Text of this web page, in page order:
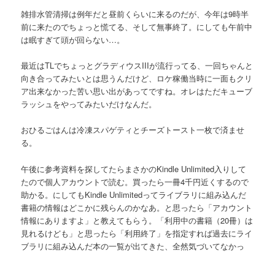
雑排水管清掃は例年だと昼前くらいに来るのだが、今年は9時半
前に来たのでちょっと慌てる、そして無事終了。にしても午前中
は眠すぎて頭が回らない…。
最近はTLでちょっとグラディウスIIIが流行ってる、一回ちゃんと
向き合ってみたいとは思うんだけど、ロケ稼働当時に一面もクリ
ア出来なかった苦い思い出があってですね。オレはただキューブ
ラッシュをやってみたいだけなんだ。
おひるごはんは冷凍スパゲティとチーズトースト一枚で済ませ
る。
午後に参考資料を探してたらまさかのKindle Unlimited入りして
たので個人アカウントで読む。買ったら一冊4千円近くするので
助かる。にしてもKindle Unlimitedってライブラリに組み込んだ
書籍の情報はどこかに残らんのかなあ。と思ったら「アカウント
情報にありますよ」と教えてもらう。「利用中の書籍（20冊）は
見れるけども」と思ったら「利用終了」を指定すれば過去にライ
ブラリに組み込んだ本の一覧が出てきた、全然気づいてなかっ